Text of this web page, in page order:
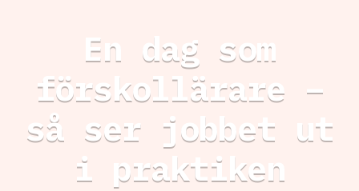
En dag som
förskollärare –
så ser jobbet ut
i praktiken